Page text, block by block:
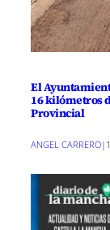
El
16 kilómetros
Provincial
ANGEL CARRERO|